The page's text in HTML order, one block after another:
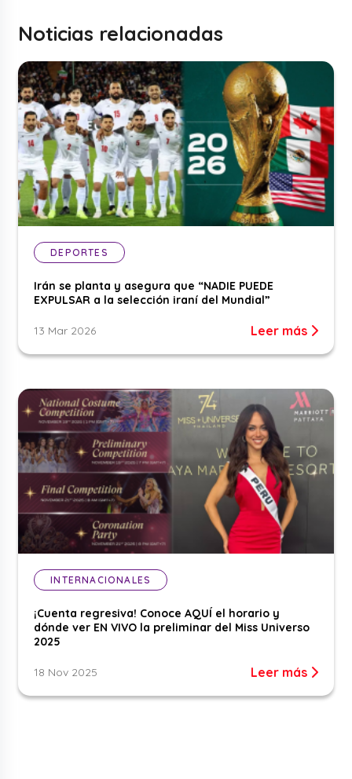
Noticias relacionadas
DEPORTES
Irán se planta y asegura que “NADIE PUEDE
EXPULSAR a la selección iraní del Mundial”
13 Mar 2026 Leer más
INTERNACIONALES
¡Cuenta regresiva! Conoce AQUÍ el horario y
dónde ver EN VIVO la preliminar del Miss Universo
2025
18 Nov 2025 Leer más